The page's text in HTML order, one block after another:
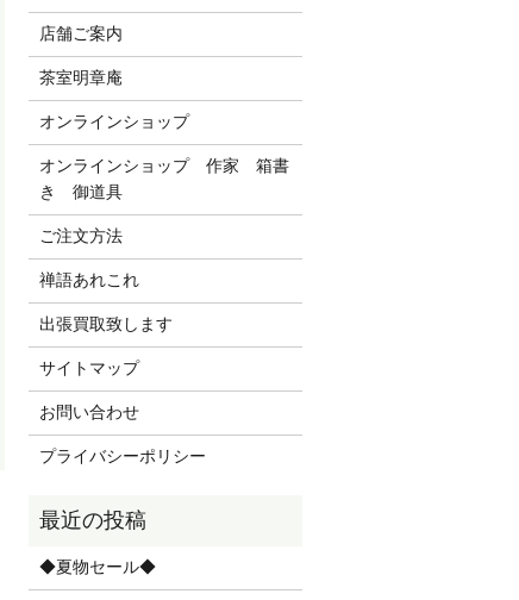
店舗ご案内
茶室明章庵
オンラインショップ
オンラインショップ 作家 箱書
き 御道具
ご注文方法
禅語あれこれ
出張買取致します
サイトマップ
お問い合わせ
プライバシーポリシー
◆夏物セール◆